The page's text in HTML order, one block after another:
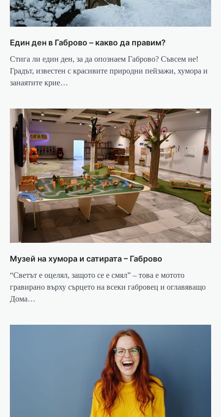
Един ден в Габрово – какво да правим?
Стига ли един ден, за да опознаем Габрово? Съвсем не!
Градът, известен с красивите природни пейзажи, хумора и
занаятите крие…
Музей на хумора и сатирата – Габрово
“Светът е оцелял, защото се е смял” – това е мотото
гравирано върху сърцето на всеки габровец и оглавяващо
Дома…